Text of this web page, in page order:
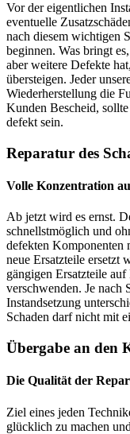
Vor der eigentlichen
eventuelle
nach diesem wichtigen
beginnen. Was bringt
aber weitere Defekte
übersteigen. Jeder
Wiederherstellung die
Kunden Bescheid,
defekt sein.
Reparatur des
Volle Konzentration
Ab jetzt wird es ernst.
schnellstmöglich und
defekten Komponenten
neue Ersatzteile ersetzt
gängigen Ersatzteile
verschwenden. Je nach
Instandsetzung
Schaden darf nicht mit
Übergabe an den
Die Qualität der
Ziel eines jeden
glücklich zu machen